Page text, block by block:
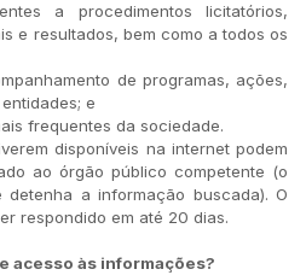
a procedimentos licitatórios,
e resultados, bem como a todos os
de programas, ações,
e
frequentes da sociedade.
disponíveis na internet podem
ao órgão público competente (o
a informação buscada). O
respondido em até 20 dias.
acesso às informações?